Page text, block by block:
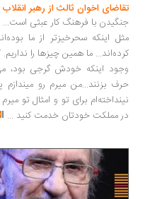
اخوان ثالث از رهبر انقلاب اسلامی
با فرهنگ کار عبثی است... این
اینکه سحرخیزتر از ما بوده‌اند و
ما همین چیزها را نداریم. کسی
اینکه خودش گرجی بود،
بزنند...من میرم رو میندازم پیش
برای تو و امثال تو میرم رو
مملکت خودتان خدمت کنید...